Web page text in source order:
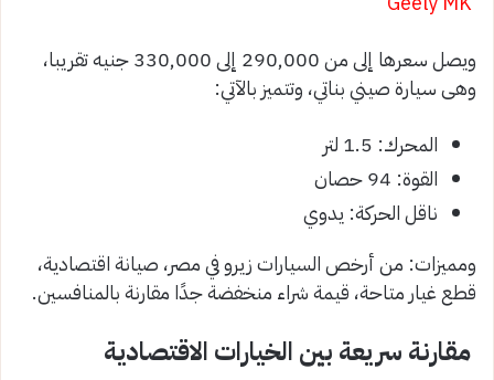
ويصل سعرها إلى من 290,000 إلى 330,000 جنيه تقريبا،
وهى سيارة صيني بناتي، وتتميز بالآتي:
المحرك: 1.5 لتر
القوة: 94 حصان
ناقل الحركة: يدوي
ومميزات: من أرخص السيارات زيرو في مصر، صيانة اقتصادية،
قطع غيار متاحة، قيمة شراء منخفضة جدًا مقارنة بالمنافسين.
مقارنة سريعة بين الخيارات الاقتصادية